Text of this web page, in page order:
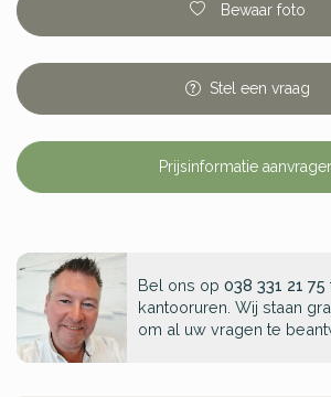
Bewaar foto
Stel een vraag
Prijsinformatie
Bel ons op 038 331 21 75
kantooruren. Wij staan
om al uw vragen te